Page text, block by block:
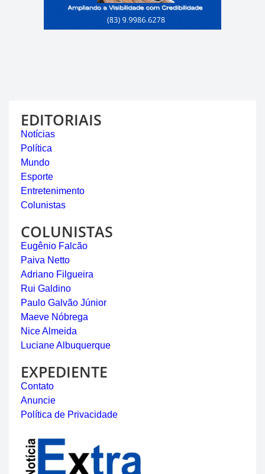
EDITORIAIS
Notícias
Política
Mundo
Esporte
Entretenimento
Colunistas
COLUNISTAS
Eugênio Falcão
Paiva Netto
Adriano Filgueira
Rui Galdino
Paulo Galvão Júnior
Maeve Nóbrega
Nice Almeida
Luciane Albuquerque
EXPEDIENTE
Contato
Anuncie
Política de Privacidade